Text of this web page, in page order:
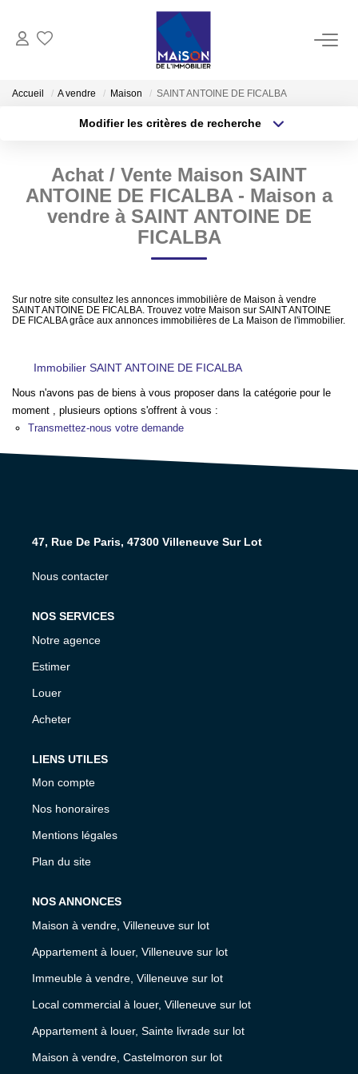
LOCATION
GESTION
ESTIMATION
Estimer Vendre
Biens Vendus
NOS AGENCES
CONTACT
EXTRANET PROPRIÉTAIRE
Accueil A vendre Maison SAINT ANTOINE DE FICALBA
Modifier les critères de recherche
Sélectionnez...
Type de bien
Surface min
Achat / Vente Maison SAINT
ANTOINE DE FICALBA - Maison a
vendre à SAINT ANTOINE DE
FICALBA
Sur notre site consultez les annonces immobilière de Maison à vendre
SAINT ANTOINE DE FICALBA. Trouvez votre Maison sur SAINT ANTOINE
DE FICALBA grâce aux annonces immobilières de La Maison de l'immobilier.
Immobilier SAINT ANTOINE DE FICALBA
Nous n'avons pas de biens à vous proposer dans la catégorie pour le
moment , plusieurs options s'offrent à vous :
Transmettez-nous votre demande
47, Rue De Paris, 47300 Villeneuve Sur Lot
Nous contacter
NOS SERVICES
Notre agence
Estimer
Louer
Acheter
LIENS UTILES
Mon compte
Nos honoraires
Mentions légales
Plan du site
NOS ANNONCES
Maison à vendre, Villeneuve sur lot
Appartement à louer, Villeneuve sur lot
Immeuble à vendre, Villeneuve sur lot
Local commercial à louer, Villeneuve sur lot
Appartement à louer, Sainte livrade sur lot
Maison à vendre, Castelmoron sur lot